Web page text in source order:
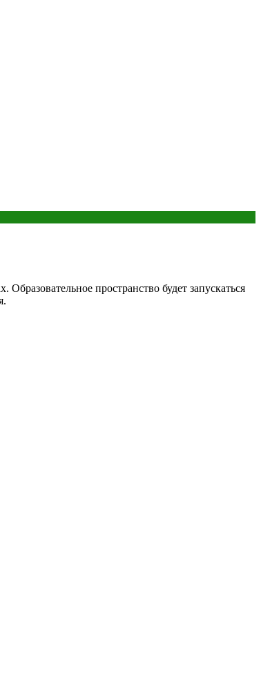
пространство будет запускаться